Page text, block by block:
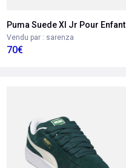
Puma Suede Xl Jr Pour Enfant
Vendu par : sarenza
70€